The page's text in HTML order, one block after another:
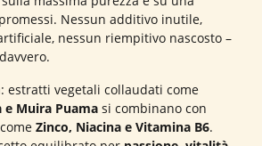
Nessun additivo inutile,
nessun riempitivo nascosto –
estratti vegetali collaudati come
e Muira Puama si combinano con
Zinco, Niacina e Vitamina B6.